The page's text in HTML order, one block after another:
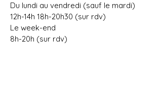
Du lundi au vendredi (sauf le mardi)
12h-14h 18h-20h30 (sur rdv)
Le week-end
8h-20h (sur rdv)